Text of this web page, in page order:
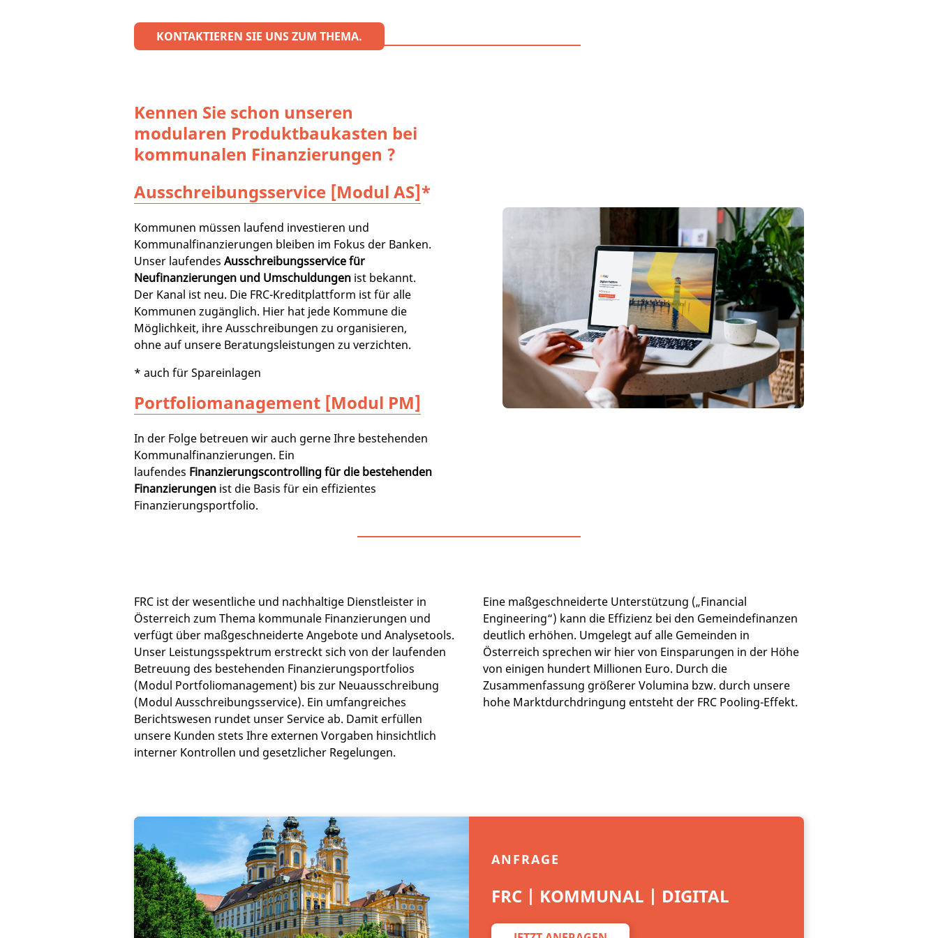
KONTAKTIEREN SIE UNS ZUM THEMA.
Kennen Sie schon unseren
modularen Produktbaukasten bei
kommunalen Finanzierungen ?
Ausschreibungsservice [Modul AS]*
Kommunen müssen laufend investieren und
Kommunalfinanzierungen bleiben im Fokus der Banken.
Unser laufendes Ausschreibungsservice für
Neufinanzierungen und Umschuldungen ist bekannt.
Der Kanal ist neu. Die FRC-Kreditplattform ist für alle
Kommunen zugänglich. Hier hat jede Kommune die
Möglichkeit, ihre Ausschreibungen zu organisieren,
ohne auf unsere Beratungsleistungen zu verzichten.
* auch für Spareinlagen
Portfoliomanagement [Modul PM]
In der Folge betreuen wir auch gerne Ihre bestehenden
Kommunalfinanzierungen. Ein
laufendes Finanzierungscontrolling für die bestehenden
Finanzierungen ist die Basis für ein effizientes
Finanzierungsportfolio.
FRC ist der wesentliche und nachhaltige Dienstleister in
Österreich zum Thema kommunale Finanzierungen und
verfügt über maßgeschneiderte Angebote und Analysetools.
Unser Leistungsspektrum erstreckt sich von der laufenden
Betreuung des bestehenden Finanzierungsportfolios
(Modul Portfoliomanagement) bis zur Neuausschreibung
(Modul Ausschreibungsservice). Ein umfangreiches
Berichtswesen rundet unser Service ab. Damit erfüllen
unsere Kunden stets Ihre externen Vorgaben hinsichtlich
interner Kontrollen und gesetzlicher Regelungen.
Eine maßgeschneiderte Unterstützung („Financial
Engineering“) kann die Effizienz bei den Gemeindefinanzen
deutlich erhöhen. Umgelegt auf alle Gemeinden in
Österreich sprechen wir hier von Einsparungen in der Höhe
von einigen hundert Millionen Euro. Durch die
Zusammenfassung größerer Volumina bzw. durch unsere
hohe Marktdurchdringung entsteht der FRC Pooling-Effekt.
ANFRAGE
FRC | KOMMUNAL | DIGITAL